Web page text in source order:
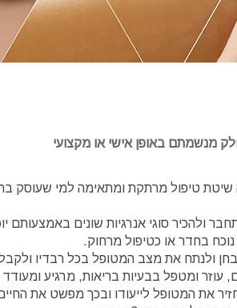
מנשמתם באופן אישי או מקצועי
שיטת טיפול מרתקת ומתאימה למי שעוסק
סוגי אנרגיות שונים באמצעותם
בחדר או כטיפול מרחוק.
ולנתח את מצב המטופל בכל רבדיו
עוזר ומטפל בבעיות בריאות, מרגיע ומעודד
את המטופל לייעודו ובכך מפשט את